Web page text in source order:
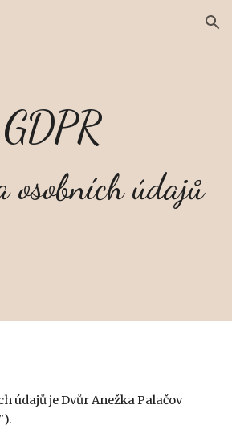
Skip to navigation
GDPR
osobních údajů
údajů je Dvůr Anežka Palačov